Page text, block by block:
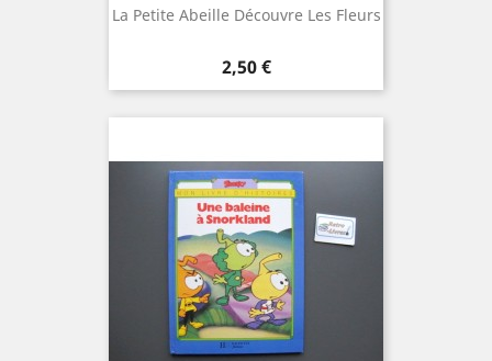
La Petite Abeille Découvre Les Fleurs
Prix
2,50 €